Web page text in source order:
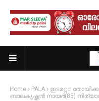
Home PALA
ഇടമറ്റ൦
ബാലകൃഷ്ണൻ നായർ(85)